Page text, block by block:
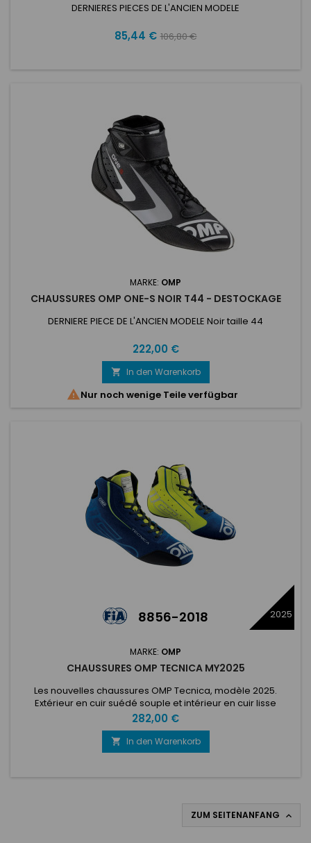
DERNIERES PIECES DE L'ANCIEN MODELE
Preis
85,44 € Verkaufspreis
106,80 €
MARKE: OMP
CHAUSSURES OMP ONE-S NOIR T44 - DESTOCKAGE
DERNIERE PIECE DE L'ANCIEN MODELE Noir taille 44
Preis
222,00 €
 In den Warenkorb
Nur noch wenige Teile verfügbar
8856-2018 2025
MARKE: OMP
CHAUSSURES OMP TECNICA MY2025
Les nouvelles chaussures OMP Tecnica, modèle 2025.
Extérieur en cuir suédé souple et intérieur en cuir lisse
résistant. Construction de semelle extérieure ultralégère
pour une sensation directe de la pédale et une meilleure
protection du pied. Renfort sur la pointe et soufflet arrière
confortable. Design bicolore moderne.
Preis
282,00 €
 In den Warenkorb
ZUM SEITENANFANG 